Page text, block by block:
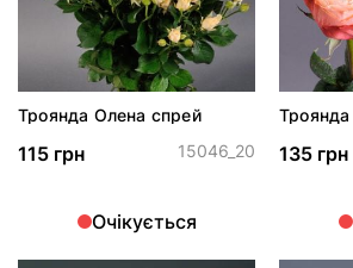
Троянда Олена спрей
115 грн 15046_20
Очікується
135 грн